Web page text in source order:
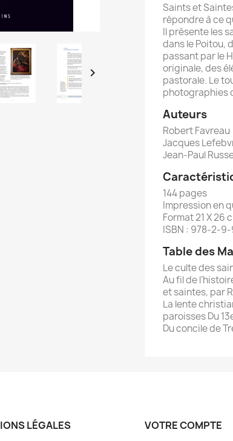

Saints et
répondre à ce
Il présente les
dans le Poitou,
passant par le
originale, des
pastorale. Le
photographies
Auteurs
Robert Favreau
Jacques
Jean-Paul
144 pages
Impression en
Format 21 X 26
ISBN : 978-2-
Table des
Le culte des
Au fil de
et saintes, par
La lente
paroisses Du
Du concile de
LÉGALES VOTRE COMPTE